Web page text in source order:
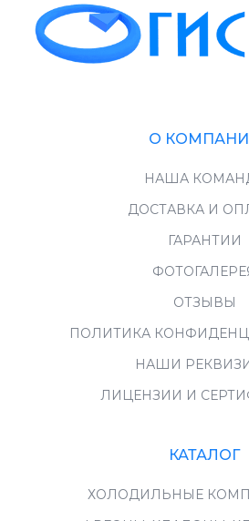
О
НАША
ДОСТАВКА И
ГАРАНТИИ
ОТЗЫВЫ
ПОЛИТИКА
НАШИ
ЛИЦЕНЗИИ И
КАТАЛОГ
ХОЛОДИЛЬНЫЕ